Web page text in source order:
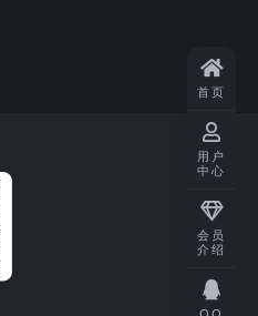
首页
用户
中心
会员
介绍